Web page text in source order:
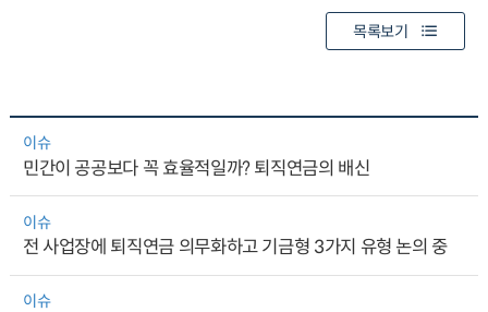
목록보기
이슈
민간이 공공보다 꼭 효율적일까? 퇴직연금의 배신
이슈
전 사업장에 퇴직연금 의무화하고 기금형 3가지 유형 논의 중
이슈